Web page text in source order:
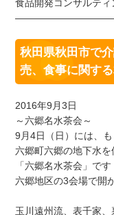
食品開発コンサルテ
秋田県秋田市で
売、食事に関す
2016年9月3日
～六郷名水茶会～
9月4日（日）には、
六郷町六郷の地下水
「六郷名水茶会」です
六郷地区の3会場で開
玉川遠州流、表千家